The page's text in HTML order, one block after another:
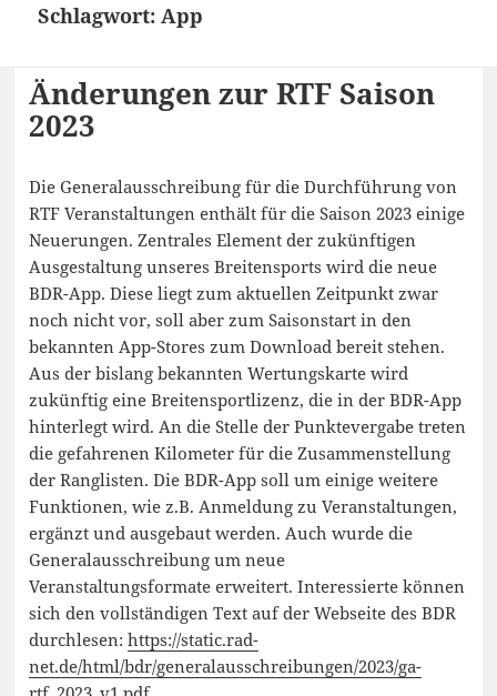
Schlagwort: App
Änderungen zur RTF Saison
2023
Die Generalausschreibung für die Durchführung von
RTF Veranstaltungen enthält für die Saison 2023 einige
Neuerungen. Zentrales Element der zukünftigen
Ausgestaltung unseres Breitensports wird die neue
BDR-App. Diese liegt zum aktuellen Zeitpunkt zwar
noch nicht vor, soll aber zum Saisonstart in den
bekannten App-Stores zum Download bereit stehen.
Aus der bislang bekannten Wertungskarte wird
zukünftig eine Breitensportlizenz, die in der BDR-App
hinterlegt wird. An die Stelle der Punktevergabe treten
die gefahrenen Kilometer für die Zusammenstellung
der Ranglisten. Die BDR-App soll um einige weitere
Funktionen, wie z.B. Anmeldung zu Veranstaltungen,
ergänzt und ausgebaut werden. Auch wurde die
Generalausschreibung um neue
Veranstaltungsformate erweitert. Interessierte können
sich den vollständigen Text auf der Webseite des BDR
durchlesen:https://static.rad-
net.de/html/bdr/generalausschreibungen/2023/ga-